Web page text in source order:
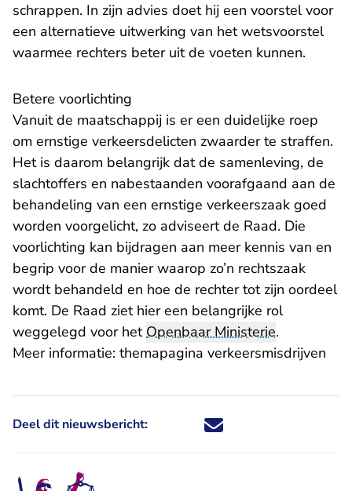
schrappen. In zijn advies doet hij een voorstel voor
een alternatieve uitwerking van het wetsvoorstel
waarmee rechters beter uit de voeten kunnen.
Betere voorlichting
Vanuit de maatschappij is er een duidelijke roep
om ernstige verkeersdelicten zwaarder te straffen.
Het is daarom belangrijk dat de samenleving, de
slachtoffers en nabestaanden voorafgaand aan de
behandeling van een ernstige verkeerszaak goed
worden voorgelicht, zo adviseert de Raad. Die
voorlichting kan bijdragen aan meer kennis van en
begrip voor de manier waarop zo’n rechtszaak
wordt behandeld en hoe de rechter tot zijn oordeel
komt. De Raad ziet hier een belangrijke rol
weggelegd voor hetOpenbaar Ministerie.
Meer informatie: themapagina verkeersmisdrijven
Deel dit nieuwsbericht: Deel dit nieuwsbericht via X -
Deel dit nieuwsbericht via
Deel dit nieuwsbericht
Deel dit